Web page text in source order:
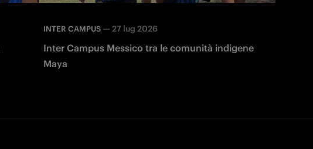
INTER CAMPUS — 27 lug 2026
Inter Campus Messico tra le comunità indigene
Maya